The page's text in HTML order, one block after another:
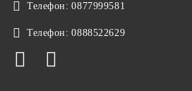
Телефон: 0877999581
Телефон: 0888522629